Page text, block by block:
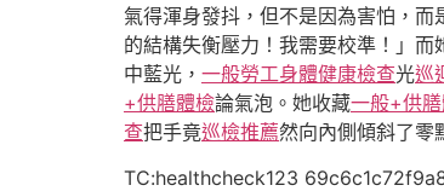
氣得渾身發抖，但不是因為害怕，而
的結構失衡壓力！我需要校準！」
中藍光， 一般勞工身體健康檢查光巡
+供膳體檢論氣泡。她收藏一般+供
查把手竟巡檢推薦然向內側傾斜了零
TC:healthcheck123